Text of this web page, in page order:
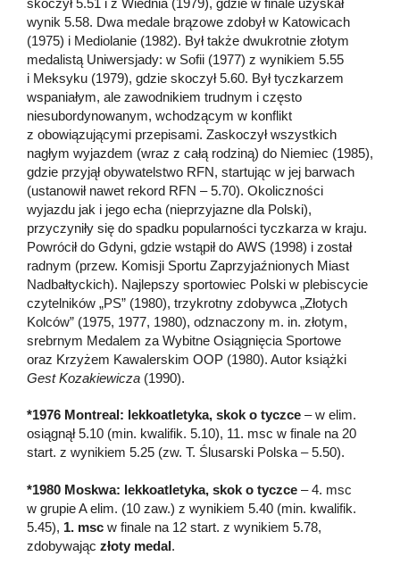
wynik 5.58. Dwa medale brązowe zdobył w Katowicach
(1975) i Mediolanie (1982). Był także dwukrotnie złotym
medalistą Uniwersjady: w Sofii (1977) z wynikiem 5.55
i Meksyku (1979), gdzie skoczył 5.60. Był tyczkarzem
wspaniałym, ale zawodnikiem trudnym i często
niesubordynowanym, wchodzącym w konflikt
z obowiązującymi przepisami. Zaskoczył wszystkich
nagłym wyjazdem (wraz z całą rodziną) do Niemiec (1985),
gdzie przyjął obywatelstwo RFN, startując w jej barwach
(ustanowił nawet rekord RFN – 5.70). Okoliczności
wyjazdu jak i jego echa (nieprzyjazne dla Polski),
przyczyniły się do spadku popularności tyczkarza w kraju.
Powrócił do Gdyni, gdzie wstąpił do AWS (1998) i został
radnym (przew. Komisji Sportu Zaprzyjaźnionych Miast
Nadbałtyckich). Najlepszy sportowiec Polski w plebiscycie
czytelników „PS” (1980), trzykrotny zdobywca „Złotych
Kolców” (1975, 1977, 1980), odznaczony m. in. złotym,
srebrnym Medalem za Wybitne Osiągnięcia Sportowe
oraz Krzyżem Kawalerskim OOP (1980). Autor książki
Gest Kozakiewicza (1990).
*1976 Montreal: lekkoatletyka, skok o tyczce – w elim.
osiągnął 5.10 (min. kwalifik. 5.10), 11. msc w finale na 20
start. z wynikiem 5.25 (zw. T. Ślusarski Polska – 5.50).
*1980 Moskwa: lekkoatletyka, skok o tyczce – 4. msc
w grupie A elim. (10 zaw.) z wynikiem 5.40 (min. kwalifik.
5.45), 1. msc w finale na 12 start. z wynikiem 5.78,
zdobywając złoty medal.